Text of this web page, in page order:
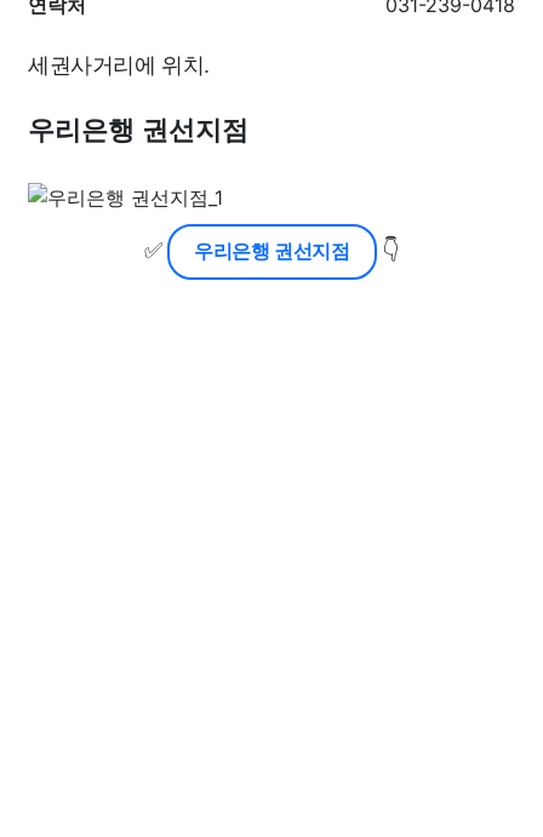
연락처 031-239-0418
세권사거리에 위치.
우리은행 권선지점
✅ 우리은행 권선지점 👇